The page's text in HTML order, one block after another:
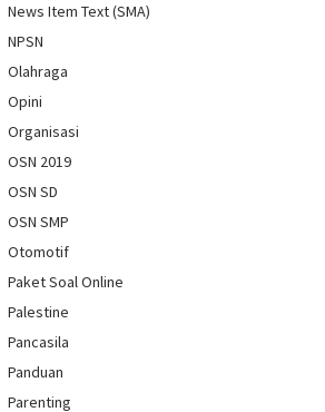
News Item Text (SMA)
NPSN
Olahraga
Opini
Organisasi
OSN 2019
OSN SD
OSN SMP
Otomotif
Paket Soal Online
Palestine
Pancasila
Panduan
Parenting